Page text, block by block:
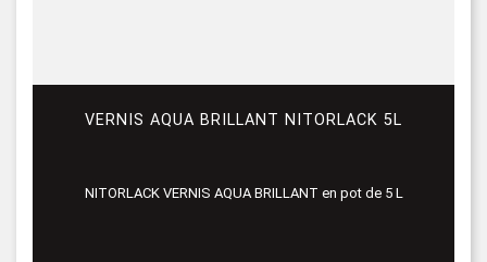
VERNIS AQUA BRILLANT NITORLACK 5L
NITORLACK VERNIS AQUA BRILLANT en pot de 5 L